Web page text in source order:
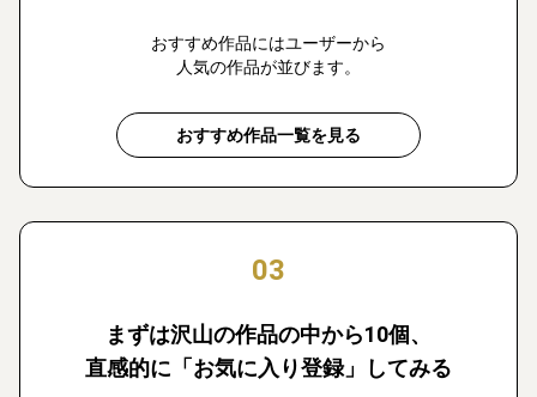
おすすめ作品にはユーザーから
人気の作品が並びます。
おすすめ作品一覧を見る
03
まずは沢山の作品の中から10個、
直感的に「お気に入り登録」してみる